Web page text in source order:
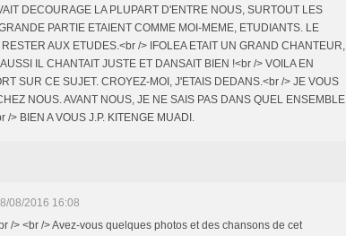
DECOURAGE LA PLUPART D'ENTRE NOUS, SURTOUT LES
PARTIE ETAIENT COMME MOI-MEME, ETUDIANTS. LE
AUX ETUDES.<br /> IFOLEA ETAIT UN GRAND CHANTEUR,
IL CHANTAIT JUSTE ET DANSAIT BIEN !<br /> VOILA EN
SUR CE SUJET. CROYEZ-MOI, J'ETAIS DEDANS.<br /> JE VOUS
NOUS. AVANT NOUS, JE NE SAIS PAS DANS QUEL ENSEMBLE
/> BIEN A VOUS J.P. KITENGE MUADI.
08/2016 16:08
/> <br /> Avez-vous quelques photos et des chansons de cet